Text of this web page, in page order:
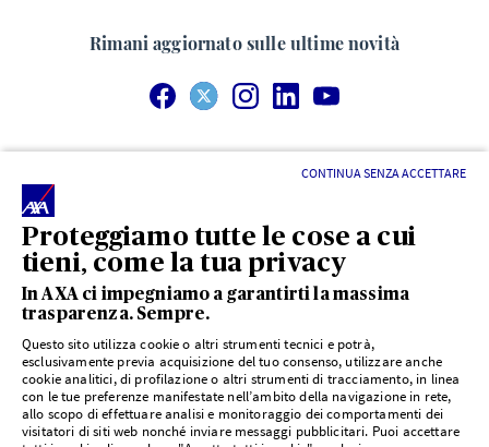
Proteggiamo tutte le cose a cui
tieni, come la tua privacy
In AXA ci impegniamo a garantirti la massima
trasparenza. Sempre.
Questo sito utilizza cookie o altri strumenti tecnici e potrà,
esclusivamente previa acquisizione del tuo consenso, utilizzare anche
cookie analitici, di profilazione o altri strumenti di tracciamento, in linea
con le tue preferenze manifestate nell’ambito della navigazione in rete,
allo scopo di effettuare analisi e monitoraggio dei comportamenti dei
visitatori di siti web nonché inviare messaggi pubblicitari. Puoi accettare
CONTINUA SENZA ACCETTARE
Rimani aggiornato sulle ultime novità
*Rateazione mensile indicativa di premio con pagamento su
base annuale.
Messaggio pubblicitario di AXA Assicurazioni. La garanzia
Assistenza 360 di Protezione Salute è un prodotto di AXA
Assicurazioni S.p.A. Prima della sottoscrizione leggere il set
informativo disponibile suwww.axa.it/assicurazione-
recessoclicca qui. Indietro
Dichiarazione di accessibilità
Cookie Policy